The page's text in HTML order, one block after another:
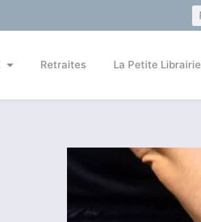
Retraites La Petite Librairie